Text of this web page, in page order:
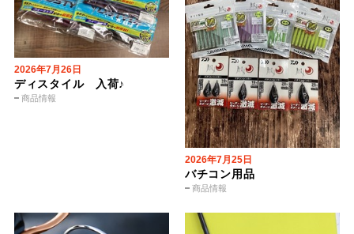
2026年7月26日
商品情報
ディスタイル 入荷♪
2026年7月25日
商品情報
バチコン用品